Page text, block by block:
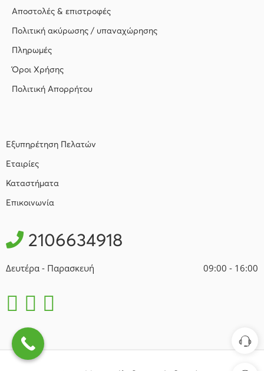
Αποστολές & επιστροφές
Πολιτική ακύρωσης / υπαναχώρησης
Πληρωμές
Όροι Χρήσης
Πολιτική Απορρήτου
Εξυπηρέτηση Πελατών
Εταιρίες
Καταστήματα
Επικοινωνία
2106634918
Δευτέρα - Παρασκευή 09:00 - 16:00